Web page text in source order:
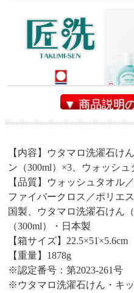
ガンコな汚れもしっか
まっ白で気持ちのいい暮
▼ 商品説明
【内容】ウタマロ洗濯石け
ン（300ml）×3、ウォッシュ
【品質】ウォッシュタオル
ファイバークロス／ポリエ
国製、ウタマロ洗濯石けん
（300ml）・日本製
【箱サイズ】22.5×51×5.6cm
【重量】1878g
※認定番号：第2023-261号
※ウタマロ洗濯石けん・キ